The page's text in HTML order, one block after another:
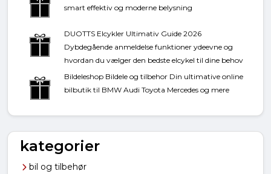
smart effektiv og moderne belysning
DUOTTS Elcykler Ultimativ Guide 2026
Dybdegående anmeldelse funktioner ydeevne og
hvordan du vælger den bedste elcykel til dine behov
Bildeleshop Bildele og tilbehor Din ultimative online
bilbutik til BMW Audi Toyota Mercedes og mere
kategorier
bil og tilbehør